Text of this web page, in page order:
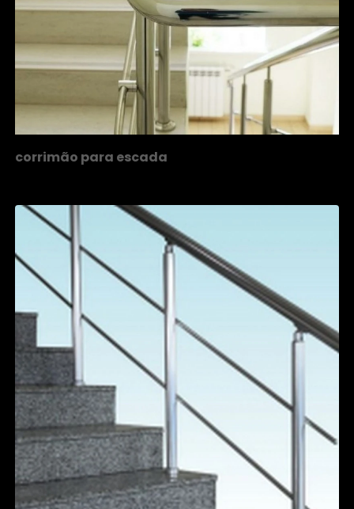
corrimão para escada